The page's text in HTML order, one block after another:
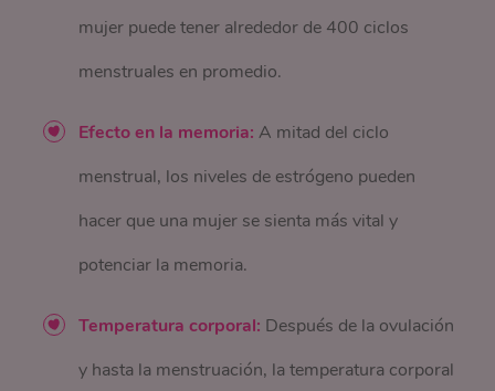
mujer puede tener alrededor de 400 ciclos
menstruales en promedio.
Efecto en la memoria: A mitad del ciclo
menstrual, los niveles de estrógeno pueden
hacer que una mujer se sienta más vital y
potenciar la memoria.
Temperatura corporal: Después de la ovulación
y hasta la menstruación, la temperatura corporal